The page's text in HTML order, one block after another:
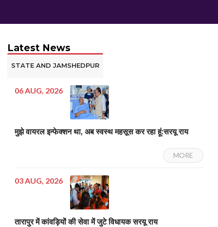
Latest News
STATE AND JAMSHEDPUR
06 AUG, 2026
मुझे वायरल इन्फेक्शन था, अब स्वस्थ महसूस कर रहा हूं:सरयू राय
MORE
03 AUG, 2026
तारापुर में कांवड़ियों की सेवा में जुटे विधायक सरयू राय